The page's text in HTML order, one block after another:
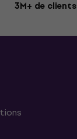
3M+ de clients